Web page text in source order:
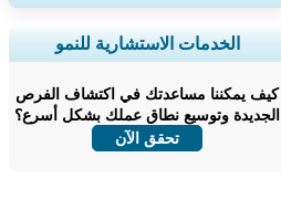
توسيع التغطية الإقليمية والدولية، تحليل
القطاعات، ملفات الشركات، المعيارية
خصص الآن
الخدمات الاستشارية للنمو
كيف يمكننا مساعدتك في اكتشاف الفرص
الجديدة وتوسيع نطاق عملك بشكل أسرع؟
تحقق الآن